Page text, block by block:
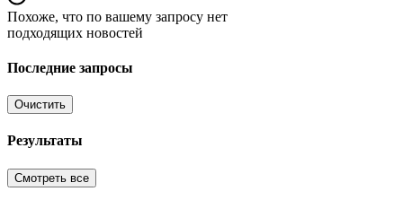
Похоже, что по вашему запросу нет
подходящих новостей
Последние запросы
Очистить
Результаты
Смотреть все